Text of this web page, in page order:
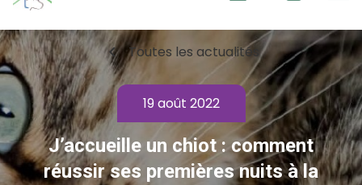
chevron_left Toutes les actualités
19 août 2022
J’accueille un chiot : comment
réussir ses premières nuits à la